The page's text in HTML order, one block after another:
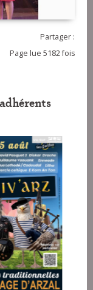
Partager :
Page lue 5182 fois